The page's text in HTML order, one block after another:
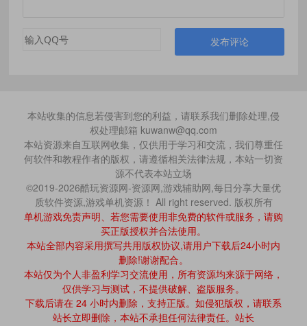
发布评论
本站收集的信息若侵害到您的利益，请联系我们删除处理,侵
权处理邮箱 kuwanw@qq.com
本站资源来自互联网收集，仅供用于学习和交流，我们尊重任
何软件和教程作者的版权，请遵循相关法律法规，本站一切资
源不代表本站立场
©2019-2026酷玩资源网-资源网,游戏辅助网,每日分享大量优
质软件资源,游戏单机资源！ All right reserved. 版权所有
单机游戏免责声明、若您需要使用非免费的软件或服务，请购
买正版授权并合法使用。
本站全部内容采用撰写共用版权协议,请用户下载后24小时内
删除!谢谢配合。
本站仅为个人非盈利学习交流使用，所有资源均来源于网络，
仅供学习与测试，不提供破解、盗版服务。
下载后请在 24 小时内删除，支持正版。如侵犯版权，请联系
站长立即删除，本站不承担任何法律责任。站长